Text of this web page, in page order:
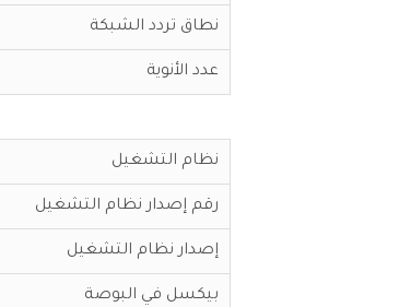
نطاق تردد الشبكة
عدد الأنوية
نظام التشغيل
رقم إصدار نظام التشغيل
إصدار نظام التشغيل
بيكسل في البوصة